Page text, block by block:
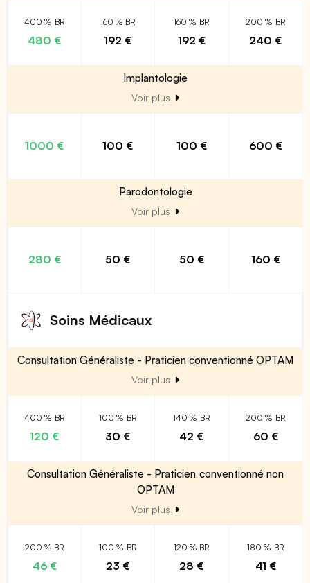
400 % BR
480 €
160 % BR
192 €
160 % BR
192 €
200 % BR
240 €
Implantologie
Voir plus
1000 € 100 € 100 € 600 €
Parodontologie
Voir plus
280 € 50 € 50 € 160 €
Soins Médicaux
Consultation Généraliste - Praticien conventionné OPTAM
Voir plus
400 % BR
120 €
100 % BR
30 €
140 % BR
42 €
200 % BR
60 €
Consultation Généraliste - Praticien conventionné non
OPTAM
Voir plus
200 % BR
46 €
100 % BR
23 €
120 % BR
28 €
180 % BR
41 €